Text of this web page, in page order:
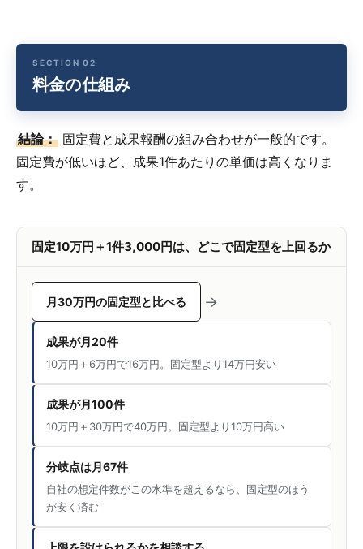
料金の仕組み
結論： 固定費と成果報酬の組み合わせが一般的です。
固定費が低いほど、成果1件あたりの単価は高くなりま
す。
固定10万円＋1件3,000円は、どこで固定型を上回るか
月30万円の固定型と比べる →
成果が月20件
10万円＋6万円で16万円。固定型より14万円安い
成果が月100件
10万円＋30万円で40万円。固定型より10万円高い
分岐点は月67件
自社の想定件数がこの水準を超えるなら、固定型のほう
が安く済む